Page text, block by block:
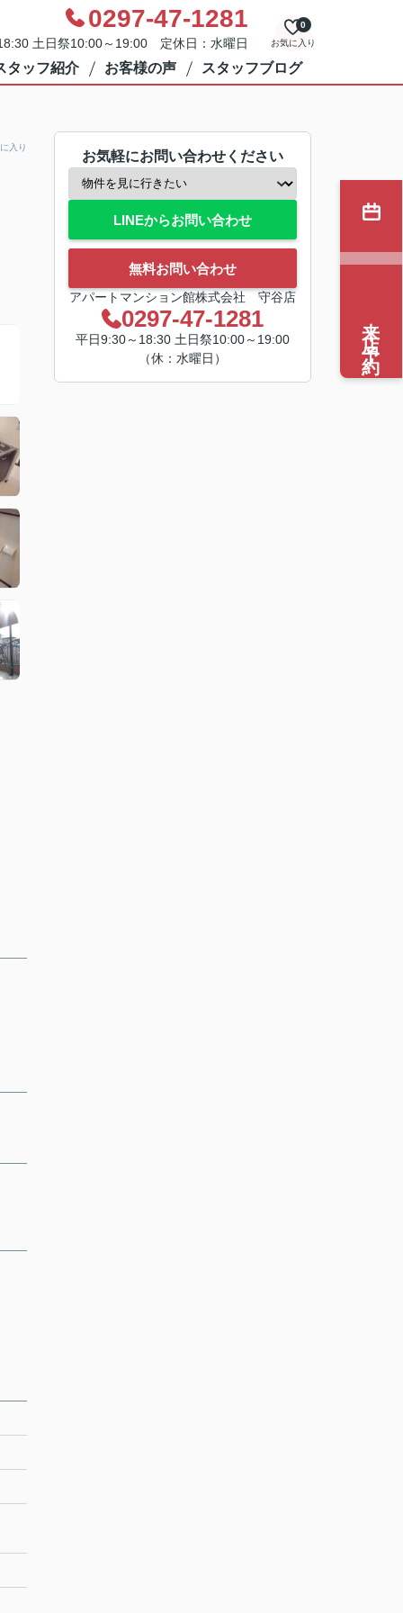
0297-47-1281
土日祭10:00～19:00 定休日：水曜日 お気に入り
0
タッフ紹介 お客様の声 スタッフブログ
入り
お気軽にお問い合わせください
LINEからお問い合わせ
無料お問い合わせ
アパートマンション館株式会社 守谷店
0297-47-1281
平日9:30～18:30 土日祭10:00～19:00
（休：水曜日）
来店予約